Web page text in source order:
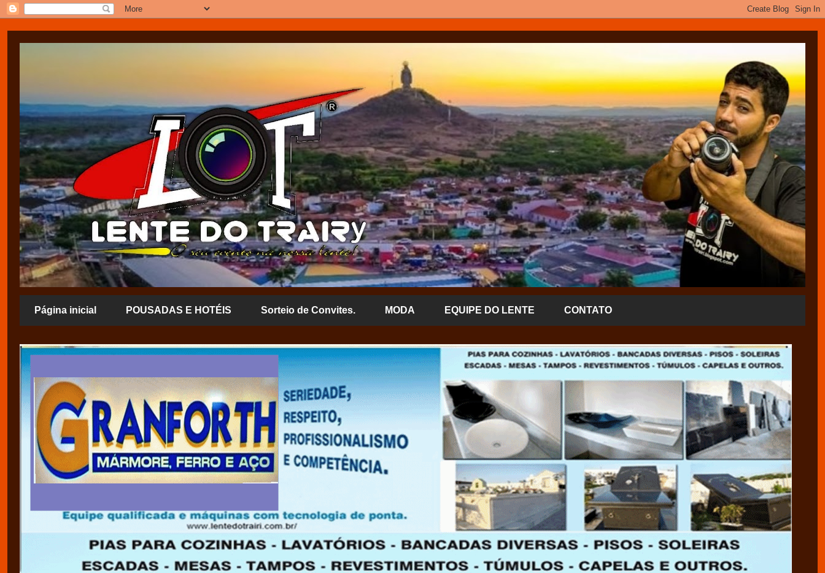
Página inicial POUSADAS E HOTÉIS Sorteio de Convites. MODA EQUIPE DO LENTE CONTATO